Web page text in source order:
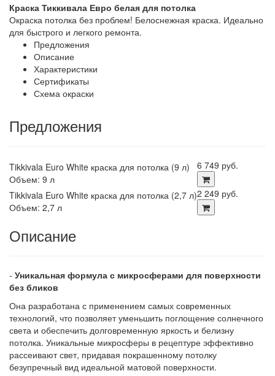
Краска Тиккивала Евро белая для потолка
Окраска потолка без проблем! Белоснежная краска. Идеально
для быстрого и легкого ремонта.
Предложения
Описание
Характеристики
Сертификаты
Схема окраски
Предложения
Tikkivala Euro White краска для потолка (9 л)
Объем: 9 л
6 749 руб.
Tikkivala Euro White краска для потолка (2,7 л)
Объем: 2,7 л
2 249 руб.
Описание
- Уникальная формула с микросферами для поверхности
без бликов
Она разработана с применением самых современных
технологий, что позволяет уменьшить поглощение солнечного
света и обеспечить долговременную яркость и белизну
потолка. Уникальные микросферы в рецептуре эффективно
рассеивают свет, придавая покрашенному потолку
безупречный вид идеальной матовой поверхности.